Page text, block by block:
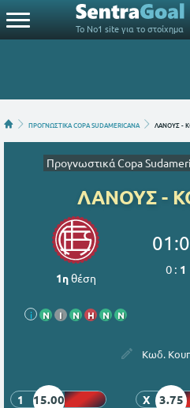
Το Νο1 site για το στοίχημα
ΠΡΟΓΝΩΣΤΙΚΑ COPA SUDAMERICANA ΛΑΝΟΥΣ -
Προγνωστικά Copa
ΛΑΝΟΥΣ -
1ηθέση
i Ν Ι Ν Η Ν Ν
0 : 1
Κωδ.
1 15.00 X 3.75